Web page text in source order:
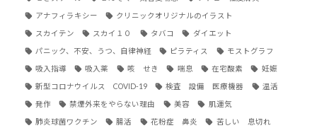
アナフィラキシー クリニックオリジナルのイラスト
スカイテン スカイ１０ タバコ ダイエット
パニック、不安、うつ、自律神経 ピラティス モストグラフ
吸入指導 吸入薬 咳 せき 喘息 在宅酸素 妊娠
新型コロナウイルス COVID-19 検査 設備 医療機器 温活
発作 禁煙外来をやらない理由 美容 肌運気
肺炎球菌ワクチン 腸活 花粉症 鼻炎 苦しい 息切れ